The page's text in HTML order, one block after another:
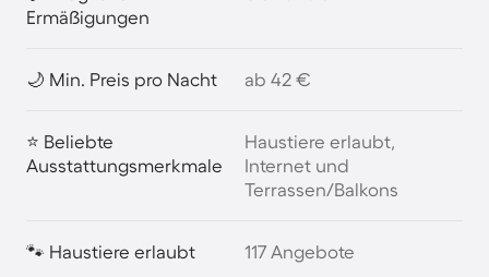
Ermäßigungen
🌙 Min. Preis pro Nacht ab 42 €
⭐ Beliebte
Ausstattungsmerkmale
Haustiere erlaubt,
Internet und
Terrassen/Balkons
🐾 Haustiere erlaubt 117 Angebote